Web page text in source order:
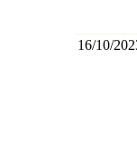
16/10/